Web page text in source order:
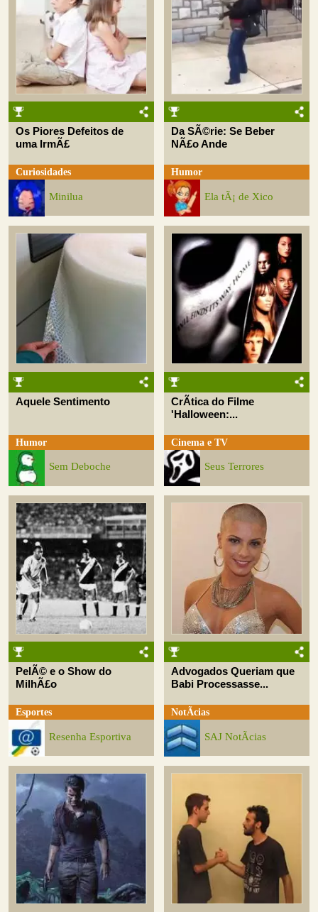
Os Piores Defeitos de
uma IrmÃ£
Curiosidades
Minilua
Da SÃ©rie: Se Beber
NÃ£o Ande
Humor
Ela tÃ¡ de Xico
Aquele Sentimento
Humor
Sem Deboche
CrÃ­tica do Filme
'Halloween:...
Cinema e TV
Seus Terrores
PelÃ© e o Show do
MilhÃ£o
Esportes
Resenha Esportiva
Advogados Queriam que
Babi Processasse...
NotÃ­cias
SAJ NotÃ­cias